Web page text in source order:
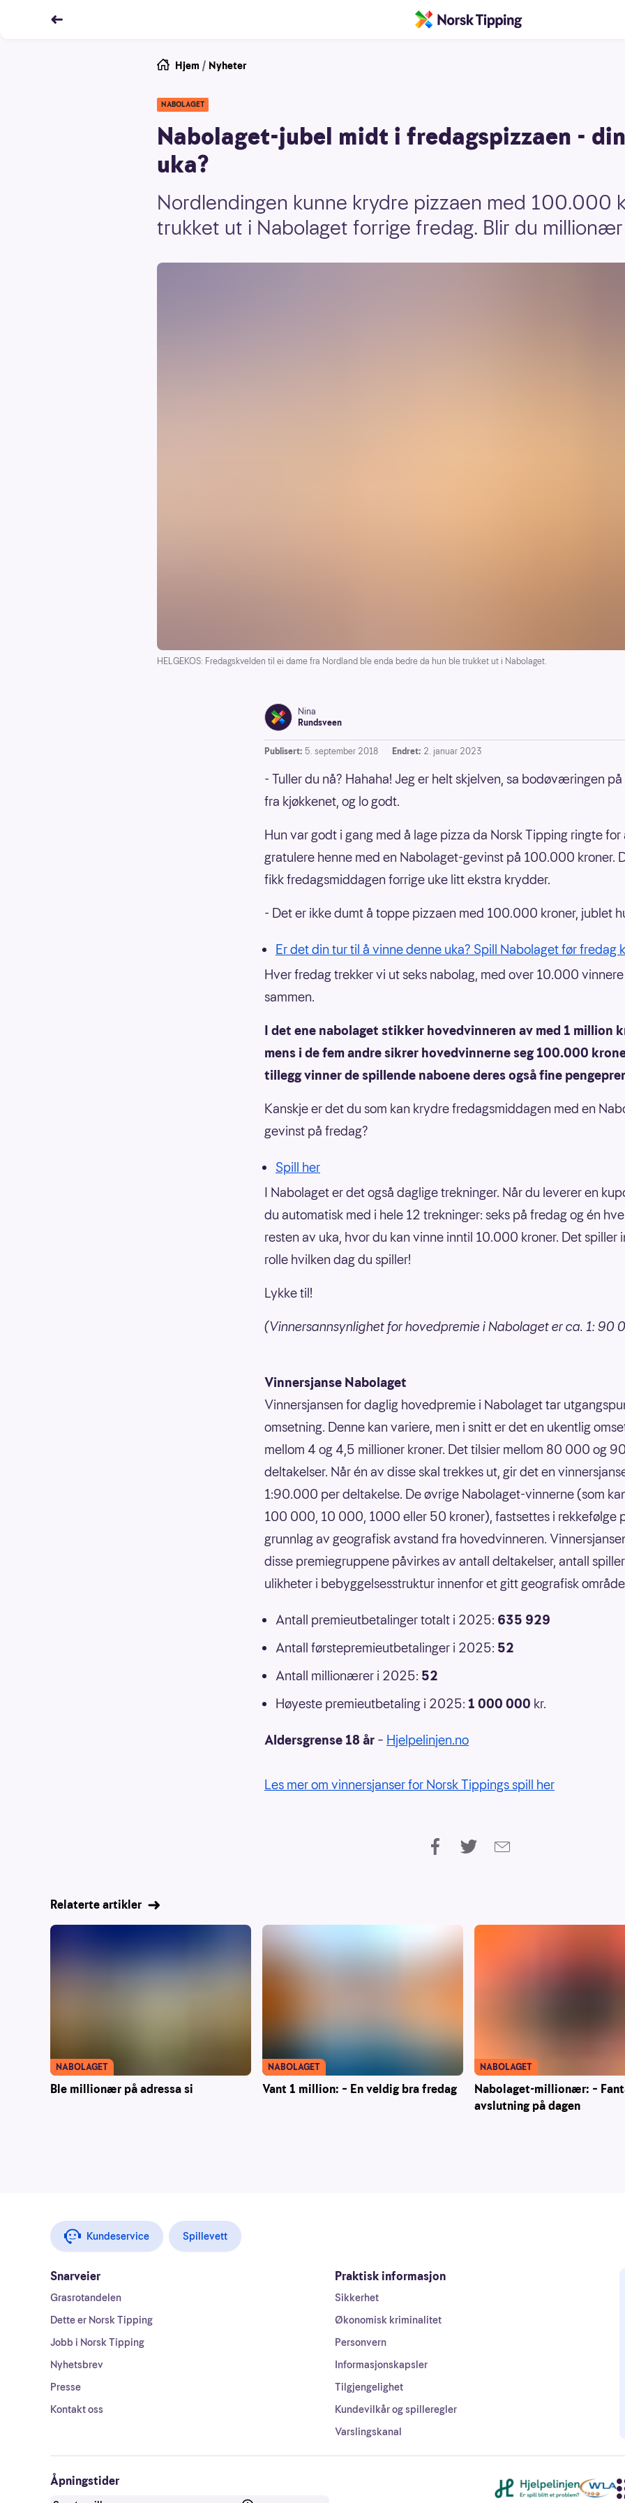
Hjem / Nyheter
NABOLAGET
Nabolaget-jubel midt i fredagspizzaen -
uka?
Nordlendingen kunne krydre pizzaen med 100.000
trukket ut i Nabolaget forrige fredag. Blir du
HELGEKOS: Fredagskvelden til ei dame fra Nordland ble enda bedre da hun ble trukket ut i Nabolaget.
Nina
Rundsveen
Publisert: 5. september 2018 Endret: 2. januar 2023
- Tuller du nå? Hahaha! Jeg er helt skjelven, sa bodøværingen
fra kjøkkenet, og lo godt.
Hun var godt i gang med å lage pizza da Norsk Tipping ringte for
gratulere henne med en Nabolaget-gevinst på 100.000 kroner.
fikk fredagsmiddagen forrige uke litt ekstra krydder.
- Det er ikke dumt å toppe pizzaen med 100.000 kroner, jublet
Er det din tur til å vinne denne uka? Spill Nabolaget før fredag
Hver fredag trekker vi ut seks nabolag, med over 10.000
sammen.
I det ene nabolaget stikker hovedvinneren av med 1 million
mens i de fem andre sikrer hovedvinnerne seg 100.000
tillegg vinner de spillende naboene deres også fine
Kanskje er det du som kan krydre fredagsmiddagen med en
gevinst på fredag?
Spill her
I Nabolaget er det også daglige trekninger. Når du leverer en
du automatisk med i hele 12 trekninger: seks på fredag og én
resten av uka, hvor du kan vinne inntil 10.000 kroner. Det spiller
rolle hvilken dag du spiller!
Lykke til!
(Vinnersannsynlighet for hovedpremie i Nabolaget er ca. 1: 90
Vinnersjanse Nabolaget
Vinnersjansen for daglig hovedpremie i Nabolaget tar
omsetning. Denne kan variere, men i snitt er det en ukentlig
mellom 4 og 4,5 millioner kroner. Det tilsier mellom 80 000 og
deltakelser. Når én av disse skal trekkes ut, gir det en
1:90.000 per deltakelse. De øvrige Nabolaget-vinnerne (som
100 000, 10 000, 1000 eller 50 kroner), fastsettes i rekkefølge
grunnlag av geografisk avstand fra hovedvinneren.
disse premiegruppene påvirkes av antall deltakelser, antall
ulikheter i bebyggelsesstruktur innenfor et gitt geografisk
Antall premieutbetalinger totalt i 2025: 635 929
Antall førstepremieutbetalinger i 2025: 52
Antall millionærer i 2025: 52
Høyeste premieutbetaling i 2025: 1 000 000 kr.
Aldersgrense 18 år – Hjelpelinjen.no
Les mer om vinnersjanser for Norsk Tippings spill her
Relaterte artikler
Ble millionær på adressa si
NABOLAGET
Vant 1 million: – En veldig bra fredag
NABOLAGET
Nabolaget-millionær: –
avslutning på dagen
NABOLAGET
Kundeservice Spillevett
Snarveier
Grasrotandelen
Dette er Norsk Tipping
Jobb i Norsk Tipping
Nyhetsbrev
Presse
Kontakt oss
Praktisk informasjon
Sikkerhet
Økonomisk kriminalitet
Personvern
Informasjonskapsler
Tilgjengelighet
Kundevilkår og spilleregler
Varslingskanal
Åpningstider